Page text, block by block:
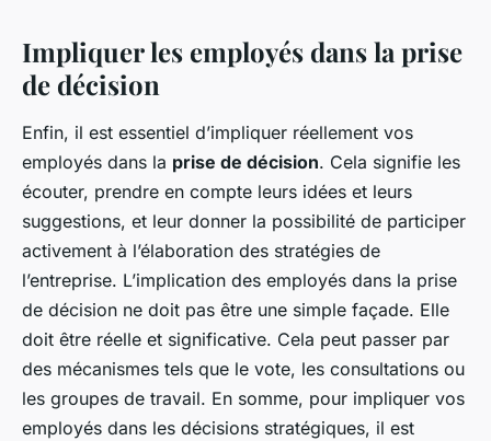
Impliquer les employés dans la prise
de décision
Enfin, il est essentiel d’impliquer réellement vos
employés dans la prise de décision. Cela signifie les
écouter, prendre en compte leurs idées et leurs
suggestions, et leur donner la possibilité de participer
activement à l’élaboration des stratégies de
l’entreprise. L’implication des employés dans la prise
de décision ne doit pas être une simple façade. Elle
doit être réelle et significative. Cela peut passer par
des mécanismes tels que le vote, les consultations ou
les groupes de travail. En somme, pour impliquer vos
employés dans les décisions stratégiques, il est